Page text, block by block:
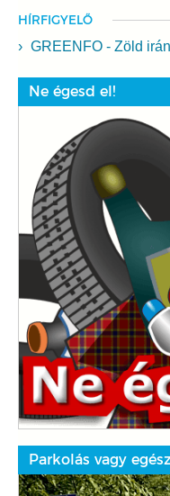
HÍRFIGYELŐ
GREENFO - Zöld
Ne égesd el!
Parkolás vagy